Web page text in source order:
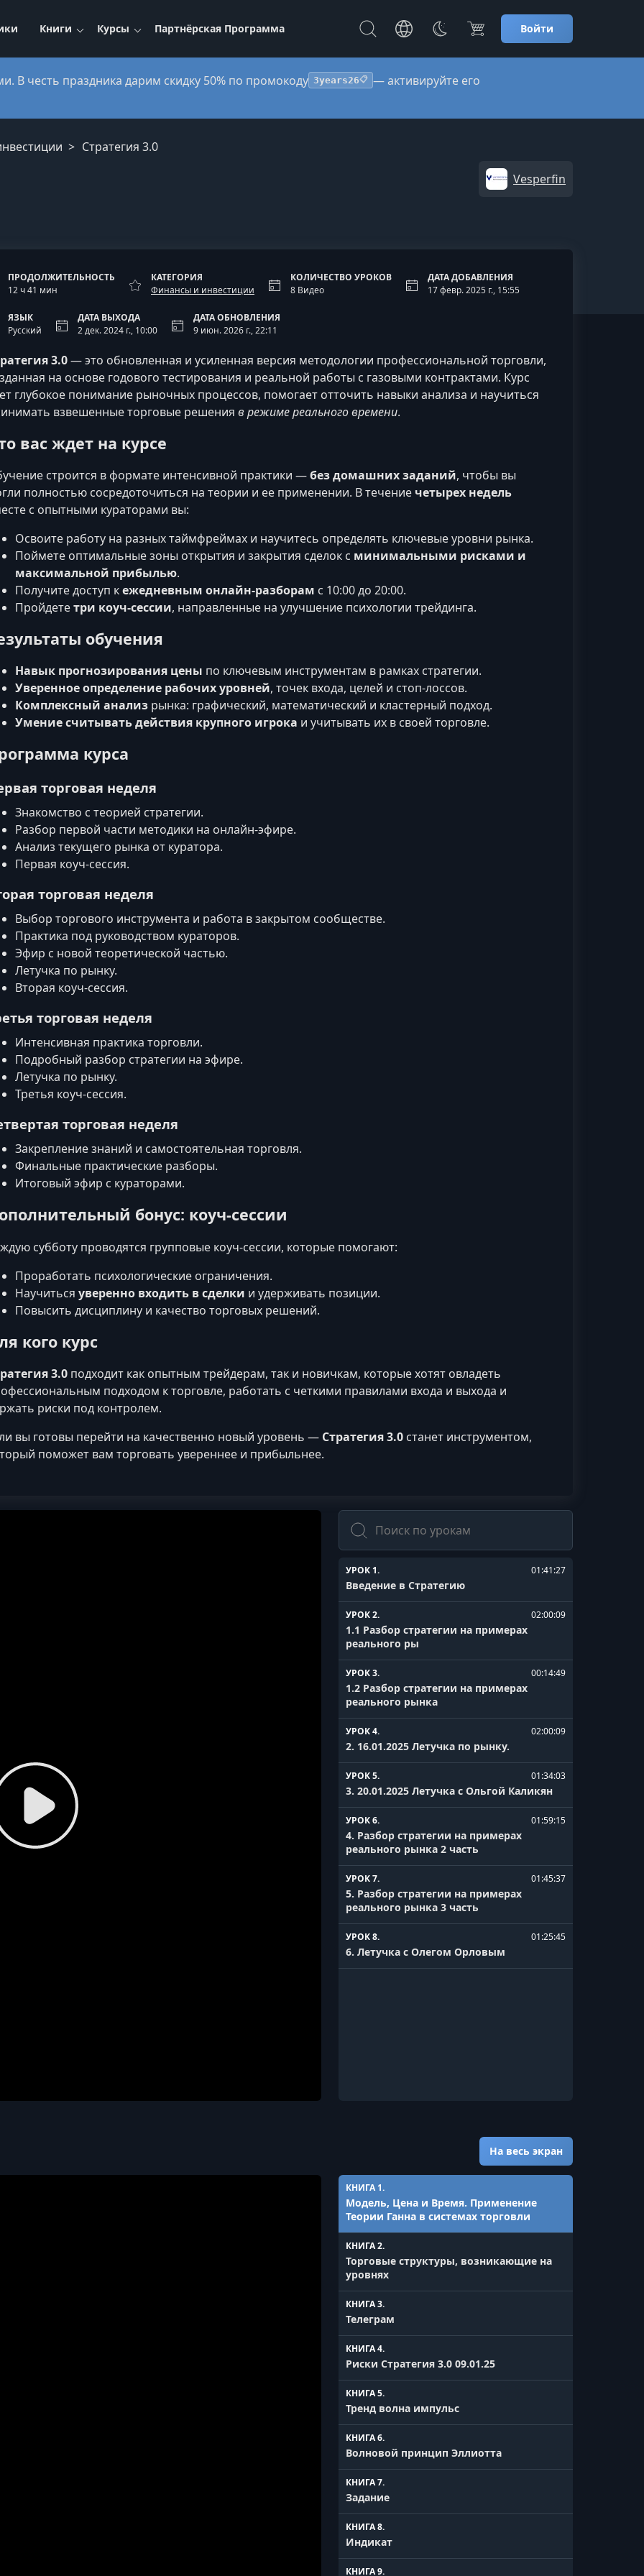
Книги Курсы Партнёрская Программа Войти
В честь праздника дарим скидку 50% по промокоду 3years26📋 — активируйте его
Стратегия 3.0
Vesperfin
ПРОДОЛЖИТЕЛЬНОСТЬ
12 ч 41 мин
КАТЕГОРИЯ
Финансы и инвестиции
КОЛИЧЕСТВО УРОКОВ
8 Видео
ДАТА ДОБАВЛЕНИЯ
17 февр. 2025 г., 15:55
ЯЗЫК
Русский
ДАТА ВЫХОДА
2 дек. 2024 г., 10:00
ДАТА ОБНОВЛЕНИЯ
9 июн. 2026 г., 22:11
3.0— это обновленная и усиленная версия методологии профессиональной торговли,
на основе годового тестирования и реальной работы с газовыми контрактами. Курс
глубокое понимание рыночных процессов, помогает отточить навыки анализа и научиться
взвешенные торговые решения в режиме реального времени.
вас ждет на курсе
строится в формате интенсивной практики —без домашних заданий, чтобы вы
полностью сосредоточиться на теории и ее применении. В течение четырех недель
с опытными кураторами вы:
Освоите работу на разных таймфреймах и научитесь определять ключевые уровни рынка.
Поймете оптимальные зоны открытия и закрытия сделок с минимальными рисками и
максимальной прибылью.
Получите доступ кежедневным онлайн-разборам с 10:00 до 20:00.
Пройдететри коуч-сессии, направленные на улучшение психологии трейдинга.
обучения
Навык прогнозирования цены по ключевым инструментам в рамках стратегии.
Уверенное определение рабочих уровней, точек входа, целей и стоп-лоссов.
Комплексный анализ рынка: графический, математический и кластерный подход.
Умение считывать действия крупного игрока и учитывать их в своей торговле.
курса
торговая неделя
Знакомство с теорией стратегии.
Разбор первой части методики на онлайн-эфире.
Анализ текущего рынка от куратора.
Первая коуч-сессия.
торговая неделя
Выбор торгового инструмента и работа в закрытом сообществе.
Практика под руководством кураторов.
Эфир с новой теоретической частью.
Летучка по рынку.
Вторая коуч-сессия.
торговая неделя
Интенсивная практика торговли.
Подробный разбор стратегии на эфире.
Летучка по рынку.
Третья коуч-сессия.
торговая неделя
Закрепление знаний и самостоятельная торговля.
Финальные практические разборы.
Итоговый эфир с кураторами.
бонус: коуч-сессии
субботу проводятся групповые коуч-сессии, которые помогают:
Проработать психологические ограничения.
Научиться уверенно входить в сделки и удерживать позиции.
Повысить дисциплину и качество торговых решений.
кого курс
3.0 подходит как опытным трейдерам, так и новичкам, которые хотят овладеть
подходом к торговле, работать с четкими правилами входа и выхода и
риски под контролем.
вы готовы перейти на качественно новый уровень — Стратегия 3.0 станет инструментом,
поможет вам торговать увереннее и прибыльнее.
Поиск
УРОК 1. 01:41:27
Введение в Стратегию
УРОК 2. 02:00:09
1.1 Разбор стратегии на примерах
реального ры
УРОК 3. 00:14:49
1.2 Разбор стратегии на примерах
реального рынка
УРОК 4. 02:00:09
2. 16.01.2025 Летучка по рынку.
УРОК 5. 01:34:03
3. 20.01.2025 Летучка с Ольгой Каликян
УРОК 6. 01:59:15
4. Разбор стратегии на примерах
реального рынка 2 часть
УРОК 7. 01:45:37
5. Разбор стратегии на примерах
реального рынка 3 часть
УРОК 8. 01:25:45
6. Летучка с Олегом Орловым
На весь экран
КНИГА 1.
Модель, Цена и Время. Применение
Теории Ганна в системах торговли
КНИГА 2.
Торговые структуры, возникающие на
уровнях
КНИГА 3.
Телеграм
КНИГА 4.
Риски Стратегия 3.0 09.01.25
КНИГА 5.
Тренд волна импульс
КНИГА 6.
Волновой принцип Эллиотта
КНИГА 7.
Задание
КНИГА 8.
Индикат
КНИГА 9.